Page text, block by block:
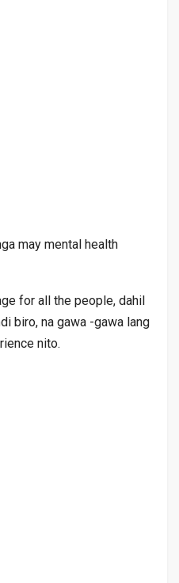
may mental health
for all the people, dahil
biro, na gawa -gawa lang
nito.